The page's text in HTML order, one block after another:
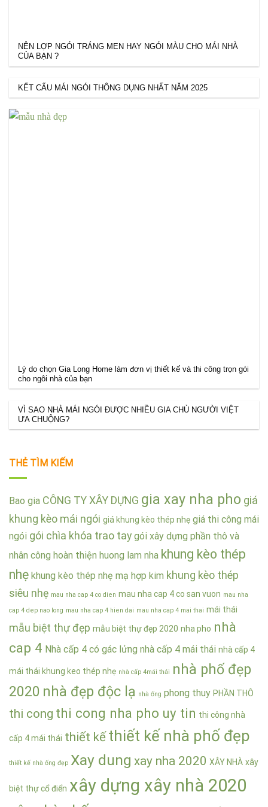
NÊN LỢP NGÓI TRÁNG MEN HAY NGÓI MÀU CHO MÁI NHÀ
CỦA BẠN ?
KẾT CẤU MÁI NGÓI THÔNG DỤNG NHẤT NĂM 2025
Lý do chọn Gia Long Home làm đơn vị thiết kế và thi công trọn gói
cho ngôi nhà của bạn
VÌ SAO NHÀ MÁI NGÓI ĐƯỢC NHIỀU GIA CHỦ NGƯỜI VIỆT
ƯA CHUỘNG?
THẺ TÌM KIẾM
Bao gia CÔNG TY XÂY DỰNG gia xay nha pho giá
khung kèo mái ngói giá khung kèo thép nhẹ giá thi công mái
ngói gói chìa khóa trao tay gói xây dựng phần thô và
nhân công hoàn thiện huong lam nha khung kèo thép
nhẹ khung kèo thép nhẹ mạ hợp kim khung kèo thép
siêu nhẹ mau nha cap 4 co dien mau nha cap 4 co san vuon mau nha
cap 4 dep nao long mau nha cap 4 hien dai mau nha cap 4 mai thai mái thái
mẫu biệt thự đẹp mẫu biệt thự đẹp 2020 nha pho nhà
cap 4 Nhà cấp 4 có gác lửng nhà cấp 4 mái thái nhà cấp 4
mái thái khung keo thép nhẹ nhà cấp 4mái thái nhà phố đẹp
2020 nhà đẹp độc lạ nhà ống phong thuy PHẦN THÔ
thi cong thi cong nha pho uy tin thi công nhà
cấp 4 mái thái thiết kế thiết kế nhà phố đẹp
thiết kế nhà ống đẹp Xay dung xay nha 2020 XÂY NHÀ xây
biệt thự cổ điển xây dựng xây nhà 2020